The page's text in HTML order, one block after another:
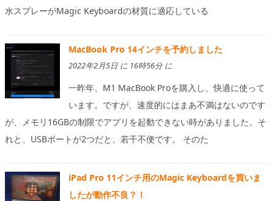
水スプレーがMagic Keyboardの材質に適応している
MacBook Pro 14インチを予約しました
2022年2月5日 に 16時56分 に
一昨年、M1 MacBook Proを購入し、快適に使って
います。ですが、速度的にはまあ不満はないのです
が、メモリ16GBの制限でアプリを起動できない時がありました。そ
れと、USBポートが2つだと、若干不便です。 そのた
iPad Pro 11インチ用のMagic Keyboardを買いま
したが動作不良？！